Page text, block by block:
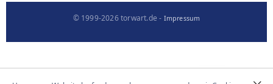
© 1999-2026 torwart.de - Impressum